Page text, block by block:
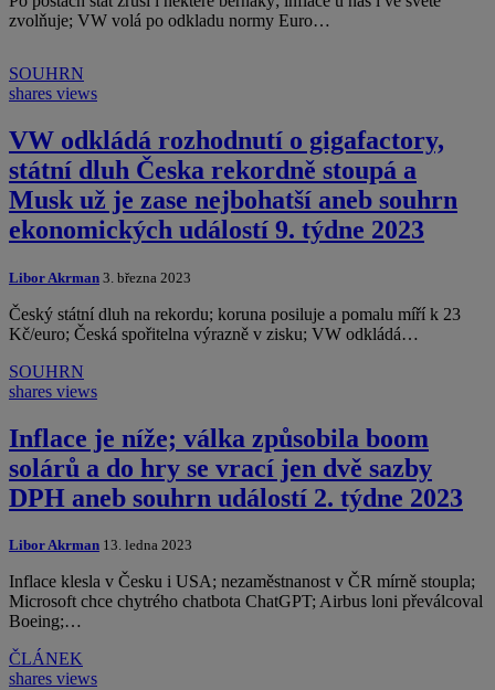
zvolňuje; VW volá po odkladu normy Euro…
SOUHRN
shares views
VW odkládá rozhodnutí o gigafactory,
státní dluh Česka rekordně stoupá a
Musk už je zase nejbohatší aneb souhrn
ekonomických událostí 9. týdne 2023
Libor Akrman 3. března 2023
Český státní dluh na rekordu; koruna posiluje a pomalu míří k 23
Kč/euro; Česká spořitelna výrazně v zisku; VW odkládá…
SOUHRN
shares views
Inflace je níže; válka způsobila boom
solárů a do hry se vrací jen dvě sazby
DPH aneb souhrn událostí 2. týdne 2023
Libor Akrman 13. ledna 2023
Inflace klesla v Česku i USA; nezaměstnanost v ČR mírně stoupla;
Microsoft chce chytrého chatbota ChatGPT; Airbus loni převálcoval
Boeing;…
ČLÁNEK
shares views